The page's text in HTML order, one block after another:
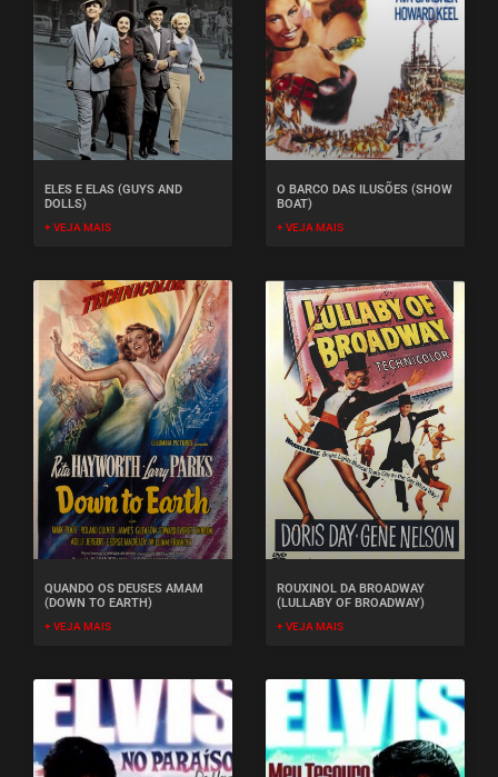
ELES E ELAS (GUYS AND
DOLLS)
+ VEJA MAIS
O BARCO DAS ILUSÕES (SHOW
BOAT)
+ VEJA MAIS
QUANDO OS DEUSES AMAM
(DOWN TO EARTH)
+ VEJA MAIS
ROUXINOL DA BROADWAY
(LULLABY OF BROADWAY)
+ VEJA MAIS